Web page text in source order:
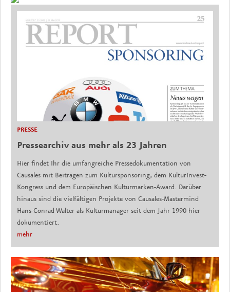
PRESSE
Pressearchiv aus mehr als 23 Jahren
Hier findet Ihr die umfangreiche Pressedokumentation von
Causales mit Beiträgen zum Kultursponsoring, dem KulturInvest-
Kongress und dem Europäischen Kulturmarken-Award. Darüber
hinaus sind die vielfältigen Projekte von Causales-Mastermind
Hans-Conrad Walter als Kulturmanager seit dem Jahr 1990 hier
dokumentiert.
mehr